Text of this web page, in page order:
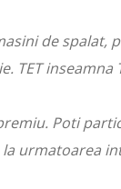
de
TET
Poti
urmatoarea